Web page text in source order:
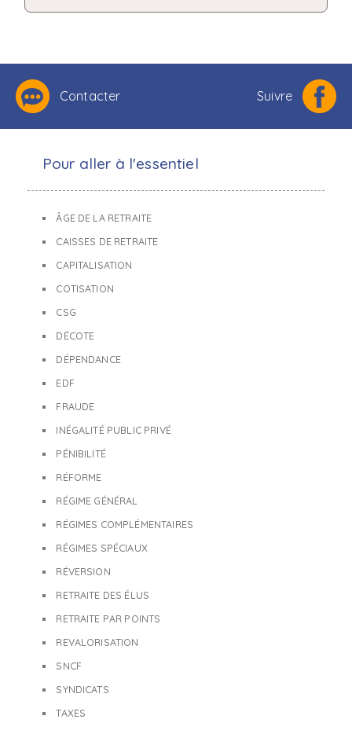
Contacter Suivre
Pour aller à l'essentiel
ÂGE DE LA RETRAITE
CAISSES DE RETRAITE
CAPITALISATION
COTISATION
CSG
DÉCOTE
DÉPENDANCE
EDF
FRAUDE
INÉGALITÉ PUBLIC PRIVÉ
PÉNIBILITÉ
RÉFORME
RÉGIME GÉNÉRAL
RÉGIMES COMPLÉMENTAIRES
RÉGIMES SPÉCIAUX
RÉVERSION
RETRAITE DES ÉLUS
RETRAITE PAR POINTS
REVALORISATION
SNCF
SYNDICATS
TAXES